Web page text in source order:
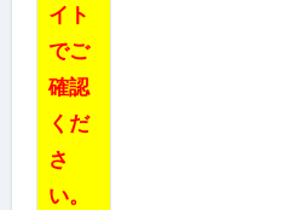
イト
でご
確認
くだ
さ
い。